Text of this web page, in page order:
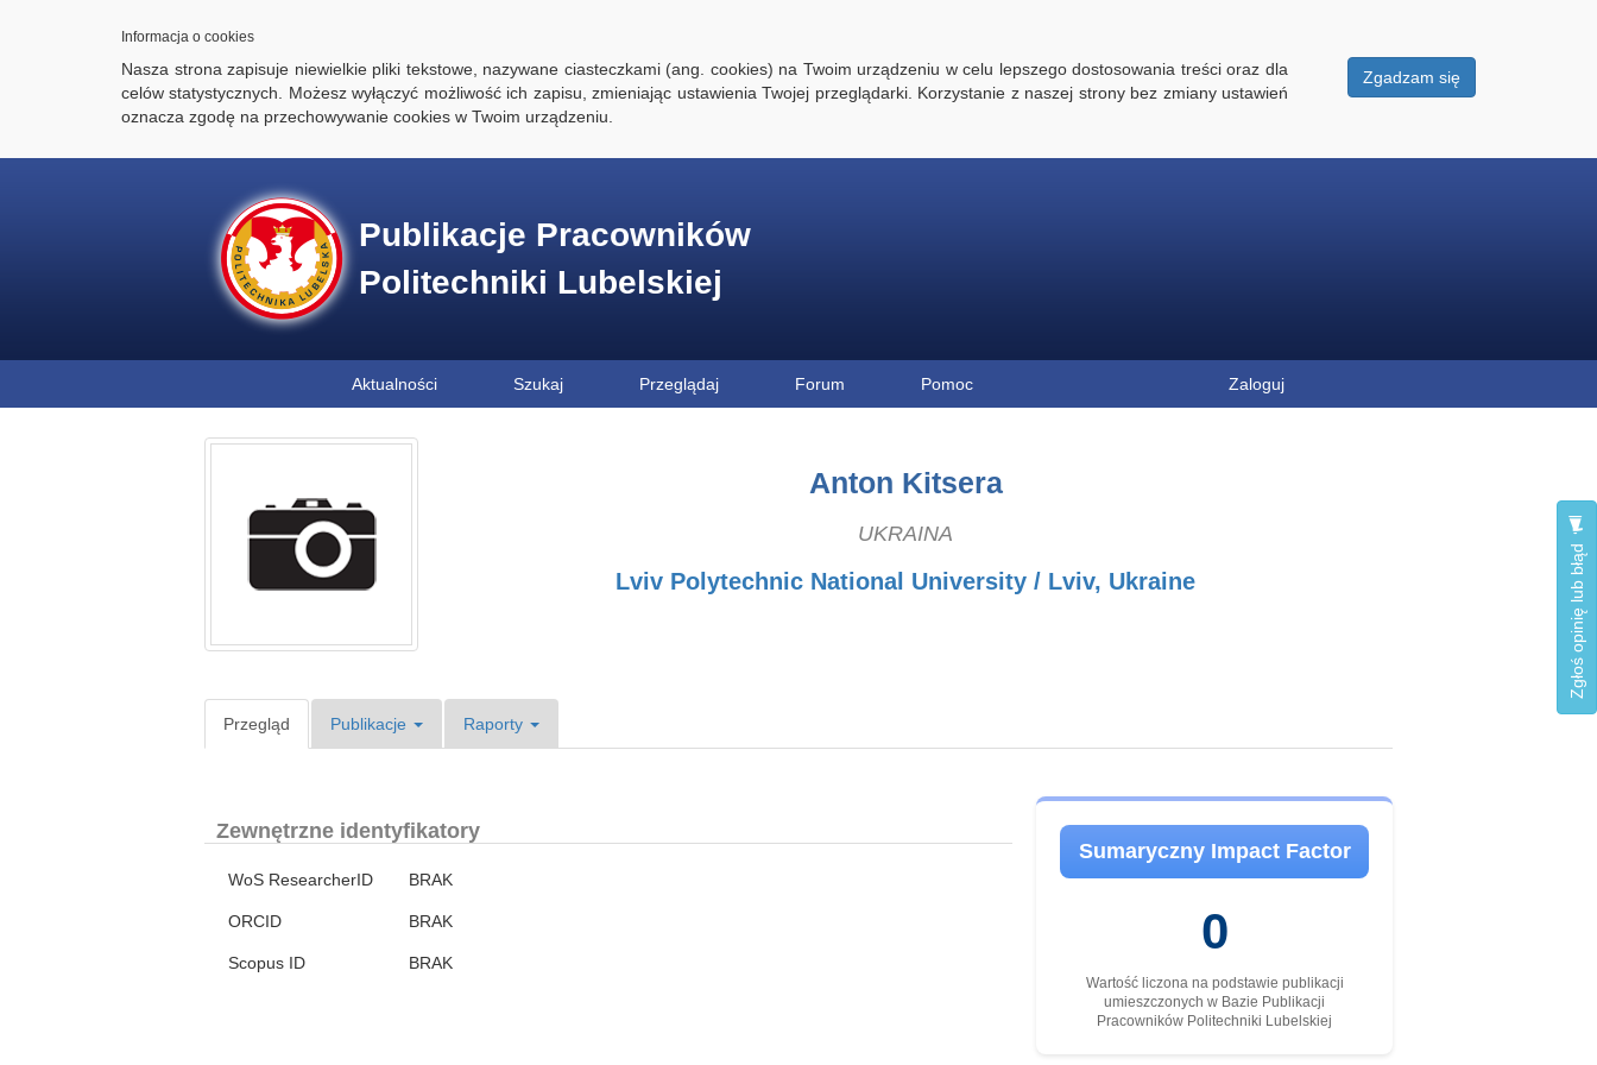
Informacja o cookies
Zgadzam się
Nasza strona zapisuje niewielkie pliki tekstowe, nazywane ciasteczkami (ang. cookies) na Twoim urządzeniu w celu lepszego dostosowania treści oraz dla
celów statystycznych. Możesz wyłączyć możliwość ich zapisu, zmieniając ustawienia Twojej przeglądarki. Korzystanie z naszej strony bez zmiany ustawień
oznacza zgodę na przechowywanie cookies w Twoim urządzeniu.
Publikacje Pracowników
Politechniki Lubelskiej
Aktualności Szukaj Przeglądaj Forum Pomoc Zaloguj
Zgłoś opinię lub błąd
Anton Kitsera
UKRAINA
Lviv Polytechnic National University / Lviv, Ukraine
Przegląd Publikacje Raporty
Zewnętrzne identyfikatory
WoS ResearcherID BRAK
ORCID BRAK
Scopus ID BRAK
Sumaryczny Impact Factor
0
Wartość liczona na podstawie publikacji
umieszczonych w Bazie Publikacji
Pracowników Politechniki Lubelskiej